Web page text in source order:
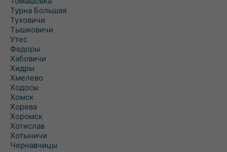
Турна Большая
Туховичи
Тышковичи
Утес
Федоры
Хабовичи
Хидры
Хмелево
Ходосы
Хомск
Хорева
Хоромск
Хотислав
Хотыничи
Чернавчицы